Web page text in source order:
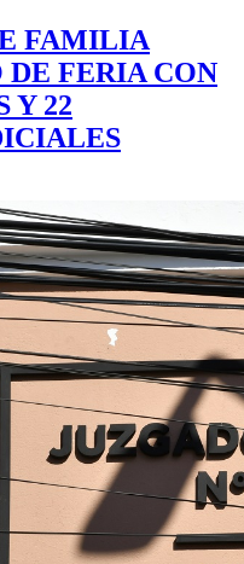
FAMILIA
DE FERIA CON
Y 22